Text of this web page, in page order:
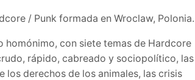
/ Punk formada en Wroclaw, Polonia.
homónimo, con siete temas de Hardcore
rápido, cabreado y sociopolítico, las
los derechos de los animales, las crisis